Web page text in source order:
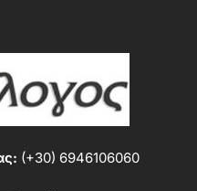
(+30) 6946106060